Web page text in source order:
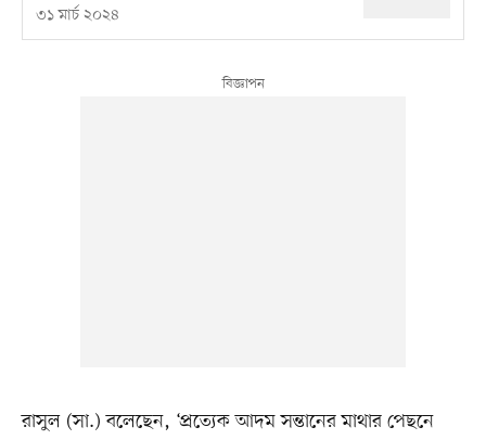
৩১ মার্চ ২০২৪
রাসুল (সা.) বলেছেন, ‘প্রত্যেক আদম সন্তানের মাথার পেছনে